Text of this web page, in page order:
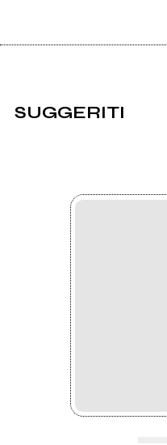
SUGGERITI